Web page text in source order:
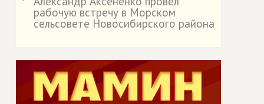
˙
рабочую встречу в Морском
сельсовете Новосибирского района